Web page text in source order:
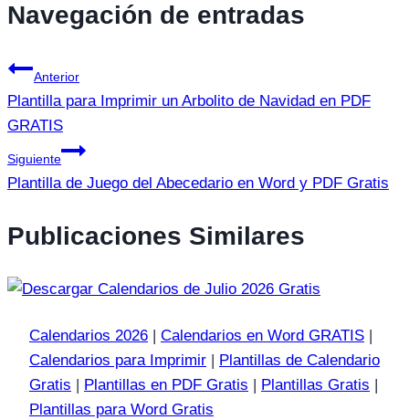
Navegación de entradas
Anterior
Plantilla para Imprimir un Arbolito de Navidad en PDF
GRATIS
Siguiente
Plantilla de Juego del Abecedario en Word y PDF Gratis
Publicaciones Similares
Calendarios 2026 | Calendarios en Word GRATIS |
Calendarios para Imprimir | Plantillas de Calendario
Gratis | Plantillas en PDF Gratis | Plantillas Gratis |
Plantillas para Word Gratis